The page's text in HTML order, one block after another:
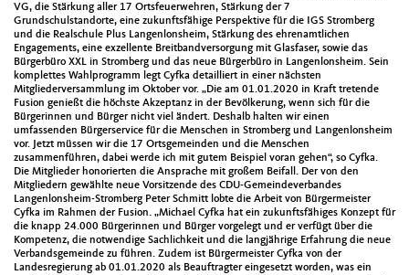
VG, die Stärkung aller 17 Ortsfeuerwehren, Stärkung der 7
Grundschulstandorte, eine zukunftsfähige Perspektive für die IGS Stromberg
und die Realschule Plus Langenlonsheim, Stärkung des ehrenamtlichen
Engagements, eine exzellente Breitbandversorgung mit Glasfaser, sowie das
Bürgerbüro XXL in Stromberg und das neue Bürgerbüro in Langenlonsheim. Sein
komplettes Wahlprogramm legt Cyfka detailliert in einer nächsten
Mitgliederversammlung im Oktober vor. „Die am 01.01.2020 in Kraft tretende
Fusion genießt die höchste Akzeptanz in der Bevölkerung, wenn sich für die
Bürgerinnen und Bürger nicht viel ändert. Deshalb halten wir einen
umfassenden Bürgerservice für die Menschen in Stromberg und Langenlonsheim
vor. Jetzt müssen wir die 17 Ortsgemeinden und die Menschen
zusammenführen, dabei werde ich mit gutem Beispiel voran gehen“, so Cyfka.
Die Mitglieder honorierten die Ansprache mit großem Beifall. Der von den
Mitgliedern gewählte neue Vorsitzende des CDU-Gemeindeverbandes
Langenlonsheim-Stromberg Peter Schmitt lobte die Arbeit von Bürgermeister
Cyfka im Rahmen der Fusion. „Michael Cyfka hat ein zukunftsfähiges Konzept für
die knapp 24.000 Bürgerinnen und Bürger vorgelegt und er verfügt über die
Kompetenz, die notwendige Sachlichkeit und die langjährige Erfahrung die neue
Verbandsgemeinde zu führen. Zudem ist Bürgermeister Cyfka von der
Landesregierung ab 01.01.2020 als Beauftragter eingesetzt worden, was ein